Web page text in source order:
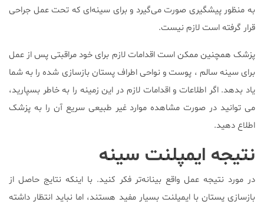
به منظور پیشگیری صورت می‌گیرد و برای سینه‌ای که تحت عمل جراحی
قرار گرفته است لازم نیست.
پزشک همچنین ممکن است اقدامات لازم برای خود مراقبتی پس از عمل
برای سینه سالم ، پوست و نواحی اطراف پستان بازسازی شده را به شما
یاد بدهد. اگر اطلاعات و اقدامات لازم در این زمینه را به خاطر بسپارید،
می توانید در صورت مشاهده موارد غیر طبیعی سریع آن را به پزشک
اطلاع دهید.
نتیجه ایمپلنت سینه
در مورد نتیجه عمل واقع بینانه‌تر فکر کنید. با اینکه نتایج حاصل از
بازسازی پستان با ایمپلنت بسیار مفید هستند، اما نباید انتظار داشته